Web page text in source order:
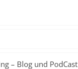
– Blog und PodCast